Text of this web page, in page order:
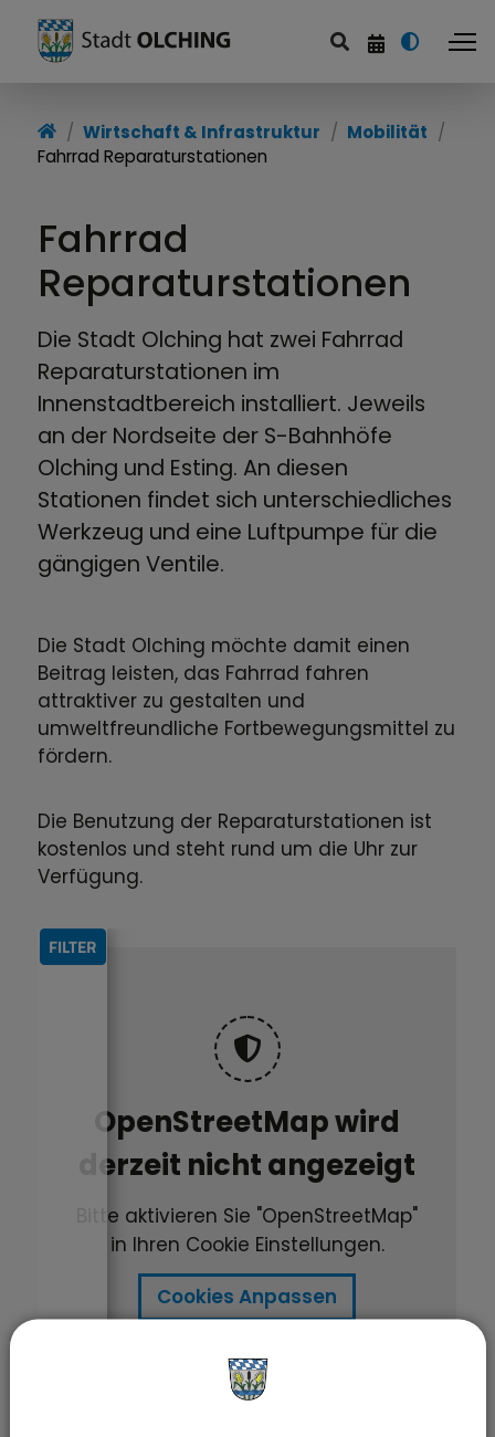
Wirtschaftsförderung
Abfallwirtschaft &
Energieversorgung
Breitbanderschließung
Mobilität
Wirtschaft & Infrastruktur
Mobilität
Fahrrad Reparaturstationen
Fahrrad
Reparaturstationen
Die Stadt Olching hat zwei Fahrrad
Reparaturstationen im
Innenstadtbereich installiert. Jeweils
an der Nordseite der S-Bahnhöfe
Olching und Esting. An diesen
Stationen findet sich unterschiedliches
Werkzeug und eine Luftpumpe für die
gängigen Ventile.
Die Stadt Olching möchte damit einen
Beitrag leisten, das Fahrrad fahren
attraktiver zu gestalten und
umweltfreundliche Fortbewegungsmittel zu
fördern.
Die Benutzung der Reparaturstationen ist
kostenlos und steht rund um die Uhr zur
Verfügung.
FILTER
OpenStreetMap wird
derzeit nicht angezeigt
Bitte aktivieren Sie "OpenStreetMap"
in Ihren Cookie Einstellungen.
Cookies Anpassen